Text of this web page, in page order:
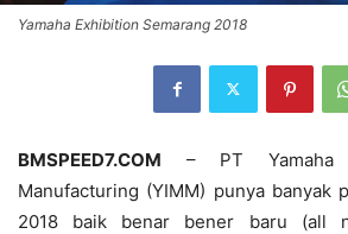
Yamaha Exhibition Semarang 2018
BMSPEED7.COM – PT Yamaha
Manufacturing (YIMM) punya banyak
2018 baik benar bener baru (all